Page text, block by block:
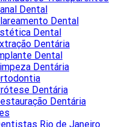
Dental
Dental
Dental
Dentária
Dental
Dentária
Dentária
Dentária
Rio de Janeiro